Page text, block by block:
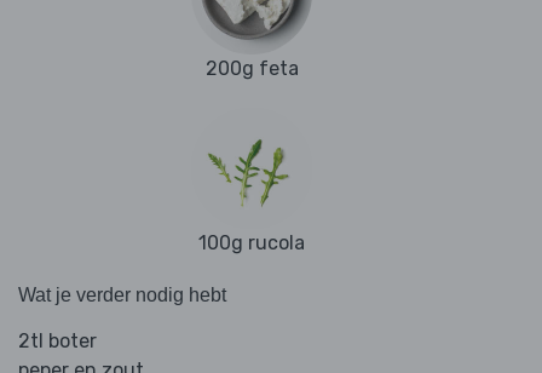
200g feta
100g rucola
Wat je verder nodig hebt
2tl boter